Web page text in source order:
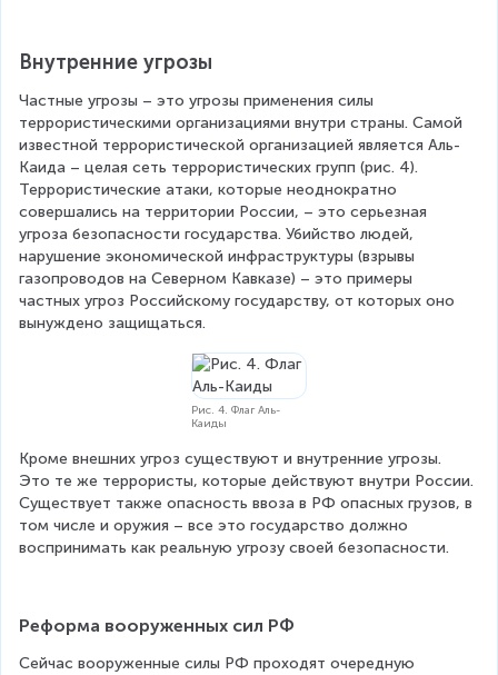
Внутренние угрозы
Частные угрозы – это угрозы применения силы
террористическими организациями внутри страны. Самой
известной террористической организацией является Аль-
Каида – целая сеть террористических групп (рис. 4).
Террористические атаки, которые неоднократно
совершались на территории России, – это серьезная
угроза безопасности государства. Убийство людей,
нарушение экономической инфраструктуры (взрывы
газопроводов на Северном Кавказе) – это примеры
частных угроз Российскому государству, от которых оно
вынуждено защищаться.
Рис. 4. Флаг Аль-
Каиды
Кроме внешних угроз существуют и внутренние угрозы.
Это те же террористы, которые действуют внутри России.
Существует также опасность ввоза в РФ опасных грузов, в
том числе и оружия – все это государство должно
воспринимать как реальную угрозу своей безопасности.
Реформа вооруженных сил РФ
Сейчас вооруженные силы РФ проходят очередную